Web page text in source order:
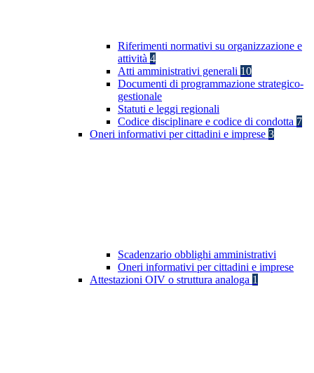
Riferimenti normativi su organizzazione e
attività 4
Atti amministrativi generali 10
Documenti di programmazione strategico-
gestionale
Statuti e leggi regionali
Codice disciplinare e codice di condotta 7
Oneri informativi per cittadini e imprese 3
Scadenzario obblighi amministrativi
Oneri informativi per cittadini e imprese
Attestazioni OIV o struttura analoga 1